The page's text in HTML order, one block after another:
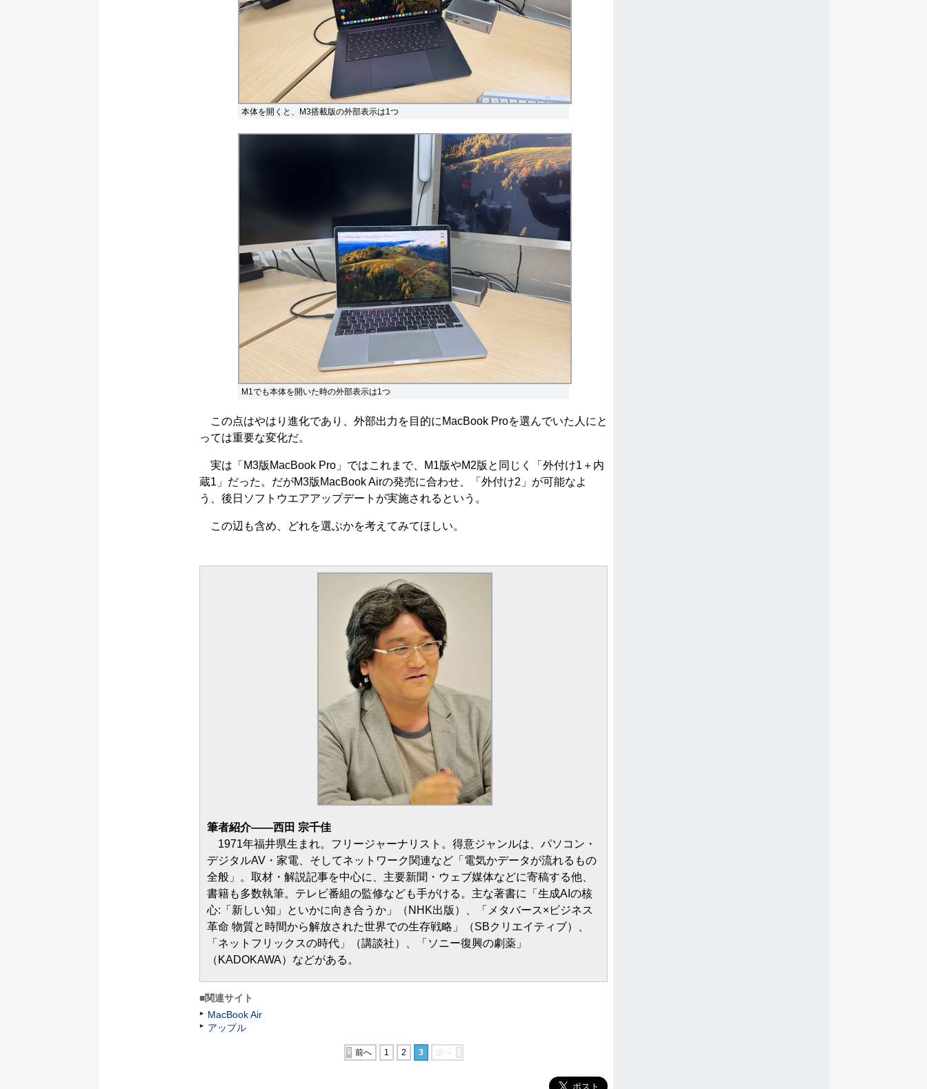
本体を開くと、M3搭載版の外部表示は1つ
M1でも本体を開いた時の外部表示は1つ
この点はやはり進化であり、外部出力を目的にMacBook Proを選んでいた人にと
っては重要な変化だ。
実は「M3版MacBook Pro」ではこれまで、M1版やM2版と同じく「外付け1＋内
蔵1」だった。だがM3版MacBook Airの発売に合わせ、「外付け2」が可能なよ
う、後日ソフトウエアアップデートが実施されるという。
この辺も含め、どれを選ぶかを考えてみてほしい。
筆者紹介――西田 宗千佳
1971年福井県生まれ。フリージャーナリスト。得意ジャンルは、パソコン・
デジタルAV・家電、そしてネットワーク関連など「電気かデータが流れるもの
全般」。取材・解説記事を中心に、主要新聞・ウェブ媒体などに寄稿する他、
書籍も多数執筆。テレビ番組の監修なども手がける。主な著書に「生成AIの核
心:「新しい知」といかに向き合うか」（NHK出版）、「メタバース×ビジネス
革命 物質と時間から解放された世界での生存戦略」（SBクリエイティブ）、
「ネットフリックスの時代」（講談社）、「ソニー復興の劇薬」
（KADOKAWA）などがある。
■関連サイト
MacBook Air
アップル
前へ 1 2 3 次へ